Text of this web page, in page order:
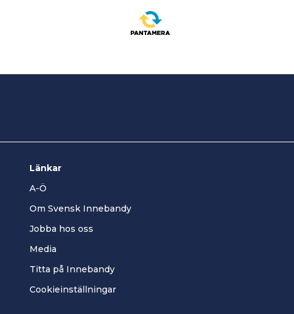
Länkar
A-Ö
Om Svensk Innebandy
Jobba hos oss
Media
Titta på Innebandy
Cookieinställningar